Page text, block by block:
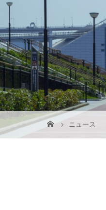
ニュース